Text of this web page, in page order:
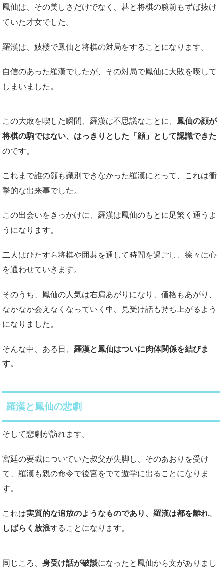
鳳仙は、その美しさだけでなく、碁と将棋の腕前もずば抜け
ていた才女でした。
羅漢は、妓楼で鳳仙と将棋の対局をすることになります。
自信のあった羅漢でしたが、その対局で鳳仙に大敗を喫して
しまいました。
この大敗を喫した瞬間、羅漢は不思議なことに、 鳳仙の顔が
将棋の駒ではない、はっきりとした「顔」として認識できた
のです。
これまで誰の顔も識別できなかった羅漢にとって、これは衝
撃的な出来事でした。
この出会いをきっかけに、羅漢は鳳仙のもとに足繁く通うよ
うになります。
二人はひたすら将棋や囲碁を通して時間を過ごし、徐々に心
を通わせていきます。
そのうち、鳳仙の人気は右肩あがりになり、価格もあがり、
なかなか会えなくなっていく中、見受け話も持ち上がるよう
になりました。
そんな中、ある日、 羅漢と鳳仙はついに肉体関係を結びま
す。
羅漢と鳳仙の悲劇
そして悲劇が訪れます。
宮廷の要職についていた叔父が失脚し、そのあおりを受け
て、羅漢も親の命令で後宮をでて遊学に出ることになりま
す。
これは実質的な追放のようなものであり、羅漢は都を離れ、
しばらく放浪することになります。
同じころ、 身受け話が破談になったと鳳仙から文がありまし